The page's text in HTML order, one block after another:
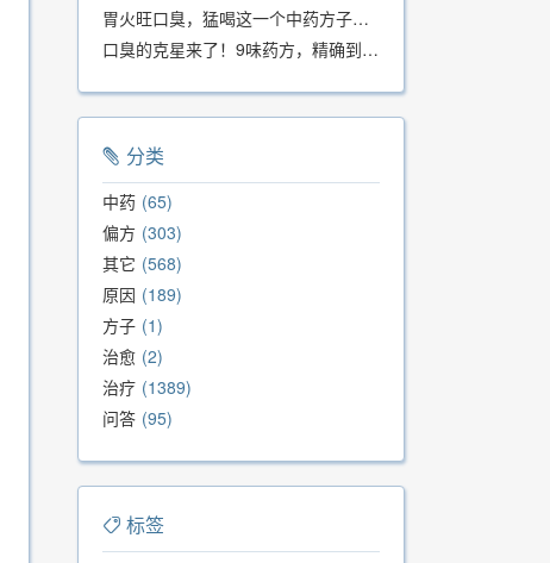
胃火旺口臭，猛喝这一个中药方子就好了！
口臭的克星来了！9味药方，精确到克、药食同源、安全有效，速看！
分类
中药 65
偏方 303
其它 568
原因 189
方子 1
治愈 2
治疗 1389
问答 95
标签